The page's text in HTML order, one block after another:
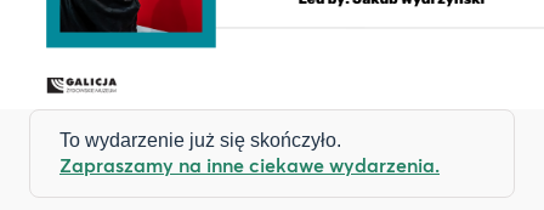
To wydarzenie już się skończyło.
Zapraszamy na inne ciekawe wydarzenia.